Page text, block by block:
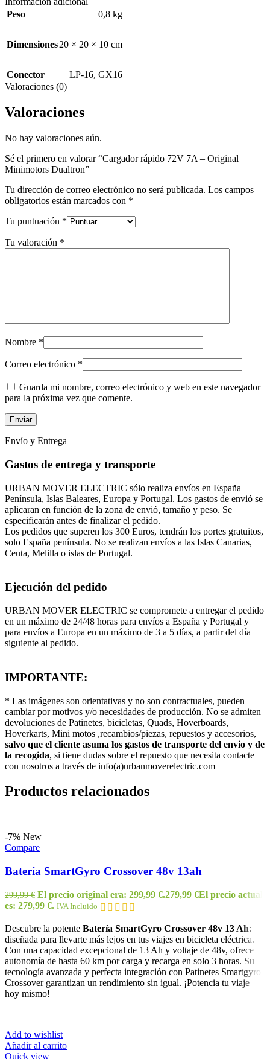
Peso
0,8 kg
Dimensiones20 × 20 × 10 cm
Conector LP-16, GX16
Valoraciones (0)
Valoraciones
No hay valoraciones aún.
Sé el primero en valorar “Cargador rápido 72V 7A – Original
Minimotors Dualtron”
Tu dirección de correo electrónico no será publicada. Los campos
obligatorios están marcados con *
Tu puntuación *
Tu valoración *
Nombre *
Correo electrónico *
Guarda mi nombre, correo electrónico y web en este navegador
para la próxima vez que comente.
Envío y Entrega
Gastos de entrega y transporte
URBAN MOVER ELECTRIC sólo realiza envíos en España
Península, Islas Baleares, Europa y Portugal. Los gastos de envió se
aplicaran en función de la zona de envió, tamaño y peso. Se
especificarán antes de finalizar el pedido.
Los pedidos que superen los 300 Euros, tendrán los portes gratuitos,
solo España península. No se realizan envíos a las Islas Canarias,
Ceuta, Melilla o islas de Portugal.
Ejecución del pedido
URBAN MOVER ELECTRIC se compromete a entregar el pedido
en un máximo de 24/48 horas para envíos a España y Portugal y
para envíos a Europa en un máximo de 3 a 5 días, a partir del día
siguiente al pedido.
IMPORTANTE:
* Las imágenes son orientativas y no son contractuales, pueden
cambiar por motivos y/o necesidades de producción. No se admiten
devoluciones de Patinetes, bicicletas, Quads, Hoverboards,
Hoverkarts, Mini motos ,recambios/piezas, repuestos y accesorios,
salvo que el cliente asuma los gastos de transporte del envio y de
la recogida, si tiene dudas sobre el repuesto que necesita contacte
con nosotros a través de info(a)urbanmoverelectric.com
Productos relacionados
-7% New
Compare
Batería SmartGyro Crossover 48v 13ah
299,99€ El precio original era: 299,99 €.279,99 €El precio actual
es: 279,99 €. IVA Incluido
Descubre la potente Batería SmartGyro Crossover 48v 13 Ah:
diseñada para llevarte más lejos en tus viajes en bicicleta eléctrica.
Con una capacidad excepcional de 13 Ah y voltaje de 48v, ofrece
autonomía de hasta 60 km por carga y recarga en solo 3 horas. Su
tecnología avanzada y perfecta integración con Patinetes Smartgyro
Crossover garantizan un rendimiento sin igual. ¡Potencia tu viaje
hoy mismo!
Add to wishlist
Añadir al carrito
Quick view